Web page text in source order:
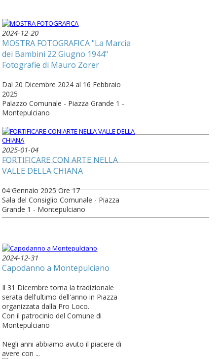
2024-12-20
MOSTRA FOTOGRAFICA "La Marcia
dei Bambini 22 Giugno 1944"
Fotografie di Mauro Zorer
Dal 20 Dicembre 2024 al 16 Febbraio
2025
Palazzo Comunale - Piazza Grande 1 -
Montepulciano
2025-01-04
FORTIFICARE CON ARTE NELLA
VALLE DELLA CHIANA
04 Gennaio 2025 Ore 17
Sala del Consiglio Comunale - Piazza
Grande 1 - Montepulciano
2024-12-31
Capodanno a Montepulciano
Il 31 Dicembre torna la tradizionale
serata dell'ultimo dell'anno in Piazza
organizzata dalla Pro Loco.
Con il patrocinio del Comune di
Montepulciano
Negli anni abbiamo avuto il piacere di
avere con ...